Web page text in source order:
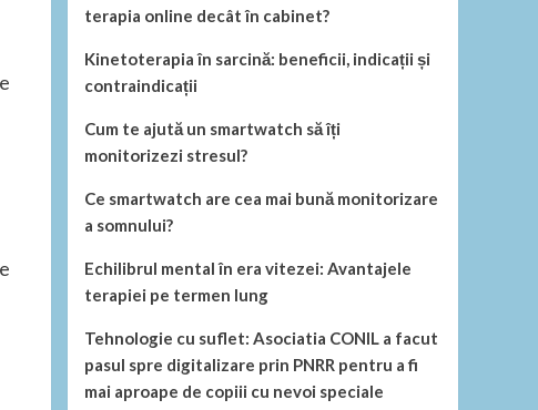
terapia online decât în cabinet?
Kinetoterapia în sarcină: beneficii, indicații și
contraindicații
Cum te ajută un smartwatch să îți
monitorizezi stresul?
Ce smartwatch are cea mai bună monitorizare
a somnului?
Echilibrul mental în era vitezei: Avantajele
terapiei pe termen lung
Tehnologie cu suflet: Asociatia CONIL a facut
pasul spre digitalizare prin PNRR pentru a fi
mai aproape de copiii cu nevoi speciale